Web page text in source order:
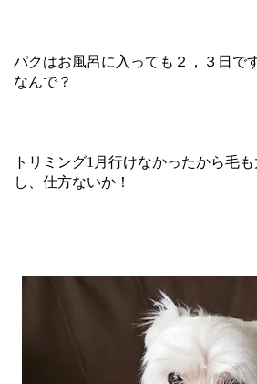
パクはお風呂に入っても２，３日で
なんで？
トリミング1月行けなかったから毛
し、仕方ないか！